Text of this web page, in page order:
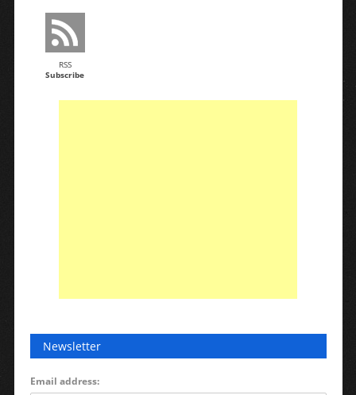
RSS
Subscribe
Newsletter
Email address: